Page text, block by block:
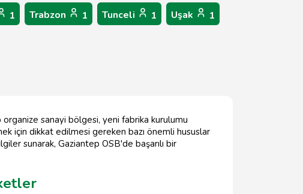
1 Trabzon 1 Tunceli 1 Uşak 1
sanayi bölgesi, yeni fabrika kurulumu
için dikkat edilmesi gereken bazı önemli hususlar
sunarak, Gaziantep OSB'de başarılı bir